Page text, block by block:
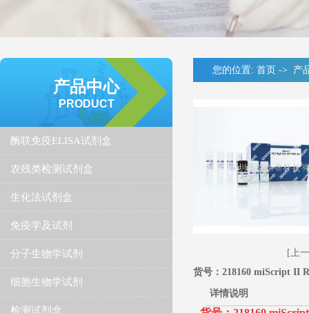
产品中心
PRODUCT
酶联免疫ELISA试剂盒
农残类检测试剂盒
生化法试剂盒
免疫学及试剂
分子生物学试剂
细胞生物学试剂
检测试剂盒
您的位置: 首页 -> 产
[上
货号：218160 miScript II
详情说明